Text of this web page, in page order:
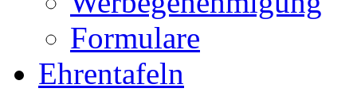
Formulare
Ehrentafeln